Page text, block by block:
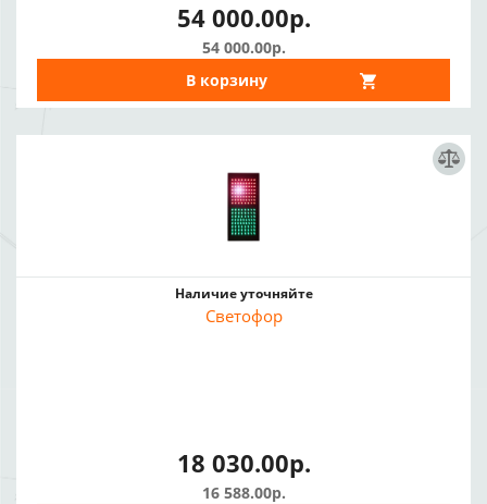
54 000.00р.
54 000.00р.
В корзину
Наличие уточняйте
Светофор
18 030.00р.
16 588.00р.